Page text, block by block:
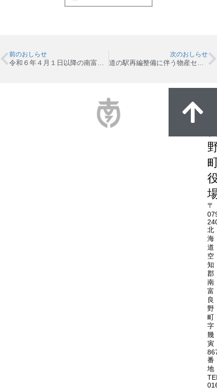
前のおしらせ 次のおしらせ
〒
北
海
道
空
知
郡
南
富
良
野
町
字
幾
寅
番
地